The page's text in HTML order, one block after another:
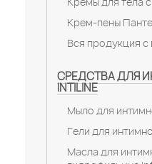
Крем-пены
Вся продукция с
СРЕДСТВА ДЛЯ
INTILINE
Мыло для
Гели для
Масла для